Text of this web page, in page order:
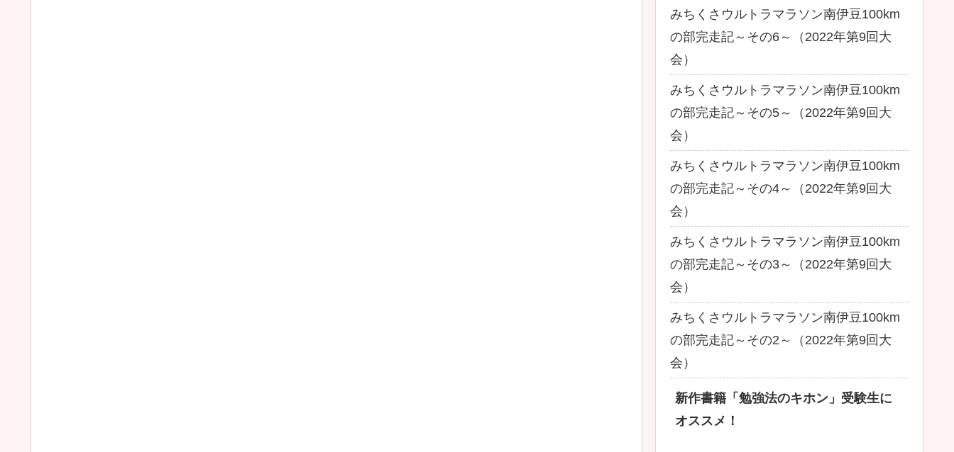
みちくさウルトラマラソン南伊豆100km
の部完走記～その6～（2022年第9回大
会）
みちくさウルトラマラソン南伊豆100km
の部完走記～その5～（2022年第9回大
会）
みちくさウルトラマラソン南伊豆100km
の部完走記～その4～（2022年第9回大
会）
みちくさウルトラマラソン南伊豆100km
の部完走記～その3～（2022年第9回大
会）
みちくさウルトラマラソン南伊豆100km
の部完走記～その2～（2022年第9回大
会）
新作書籍「勉強法のキホン」受験生に
オススメ！